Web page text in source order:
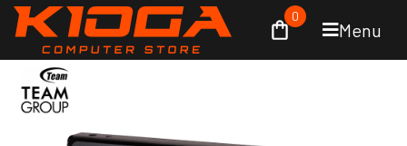
Menu
0